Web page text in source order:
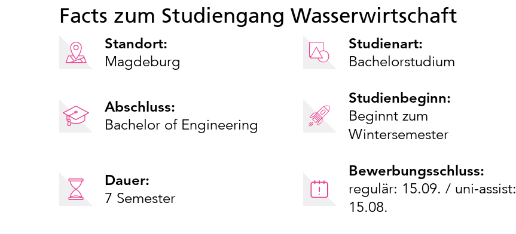
Facts zum Studiengang Wasserwirtschaft
Standort:
Magdeburg
Studienart:
Bachelorstudium
Abschluss:
Bachelor of Engineering
Studienbeginn:
Beginnt zum
Wintersemester
Dauer:
7 Semester
Bewerbungsschluss:
regulär: 15.09. / uni-assist:
15.08.